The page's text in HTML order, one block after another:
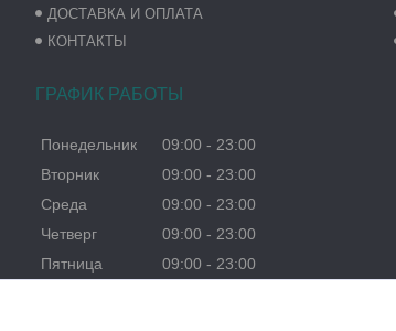
ДОСТАВКА И ОПЛАТА
КОНТАКТЫ
ГРАФИК РАБОТЫ
Понедельник 09:00
23:00
Вторник
09:00
23:00
Среда
09:00
23:00
Четверг
09:00
23:00
Пятница
09:00
23:00